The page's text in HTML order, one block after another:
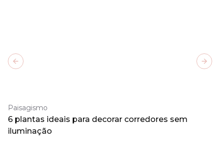
Paisagismo
6 plantas ideais para decorar corredores sem
iluminação
Previous slide